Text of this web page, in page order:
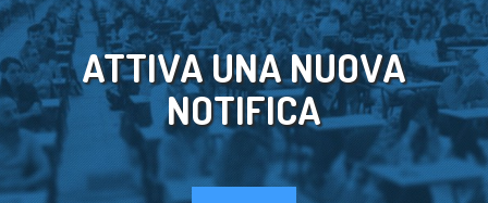
ATTIVA UNA NUOVA
NOTIFICA